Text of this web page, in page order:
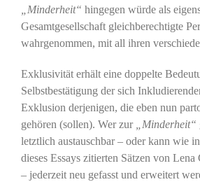
„Minderheit“ hingegen würde als
Gesamtgesellschaft gleichberechtigte
wahrgenommen, mit all ihren
Exklusivität erhält eine doppelte
Selbstbestätigung der sich
Exklusion derjenigen, die eben nun
gehören (sollen). Wer zur
„Minderheit“
letztlich austauschbar – oder kann wie
dieses Essays zitierten Sätzen von
– jederzeit neu gefasst und erweitert